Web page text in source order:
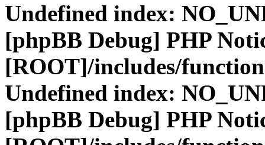
Undefined index:
[phpBB Debug] PHP
[ROOT]/includes/
Undefined index:
[phpBB Debug] PHP